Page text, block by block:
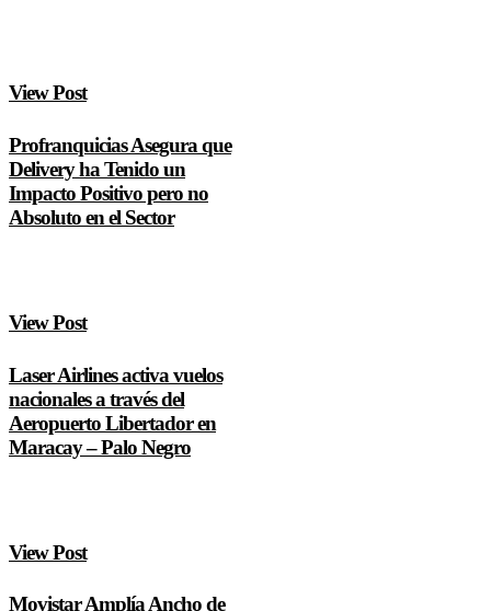
View Post
Profranquicias Asegura que
Delivery ha Tenido un
Impacto Positivo pero no
Absoluto en el Sector
View Post
Laser Airlines activa vuelos
nacionales a través del
Aeropuerto Libertador en
Maracay – Palo Negro
View Post
Movistar Amplía Ancho de